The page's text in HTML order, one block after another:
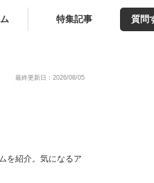
特集記事 質問
最終更新日：2026/08/05
を紹介。気になるア